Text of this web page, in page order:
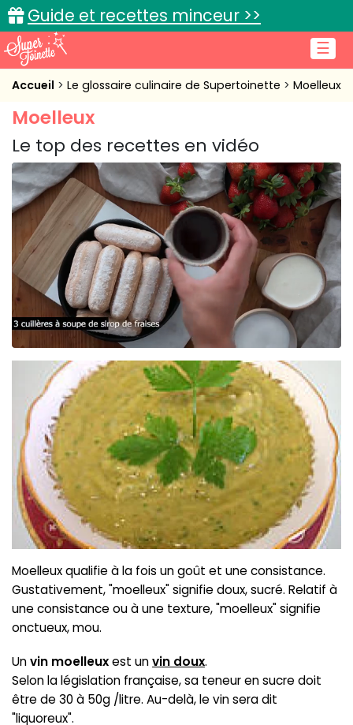
☰
Guide et recettes minceur >>
Accueil
Recettes de cuisine
Cuisine pratique
L'actu cuisine
Connexion
Accueil Le glossaire culinaire de Supertoinette Moelleux
Moelleux
Le top des recettes en vidéo
Moelleux qualifie à la fois un goût et une consistance.
Gustativement, "moelleux" signifie doux, sucré. Relatif à
une consistance ou à une texture, "moelleux" signifie
onctueux, mou.
Unvin moelleuxest unvin doux.
Selon la législation française, sa teneur en sucre doit
être de 30 à 50g /litre. Au-delà, le vin sera dit
"liquoreux".